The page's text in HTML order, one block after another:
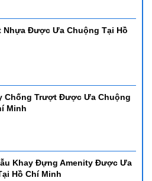
Nhựa Được Ưa Chuộng Tại Hồ
Chống Trượt Được Ưa Chuộng
Minh
Khay Đựng Amenity Được Ưa
Hồ Chí Minh